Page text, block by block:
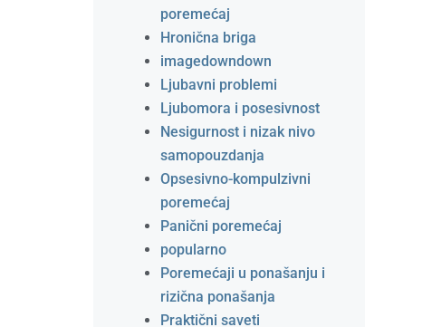
poremećaj
Hronična briga
imagedowndown
Ljubavni problemi
Ljubomora i posesivnost
Nesigurnost i nizak nivo
samopouzdanja
Opsesivno-kompulzivni
poremećaj
Panični poremećaj
popularno
Poremećaji u ponašanju i
rizična ponašanja
Praktični saveti